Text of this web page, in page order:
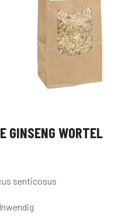
GINSENG WORTEL
senticosus
Inwendig